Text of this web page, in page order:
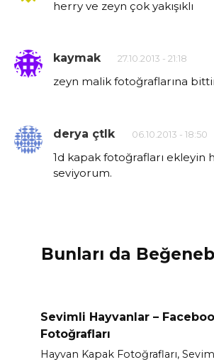
herry ve zeyn çok yakışıklı
kaymak 27.10.2013 - 21:18
zeyn malik fotoğraflarına
derya çtlk 06.10.2013 - 18:50
1d kapak fotoğrafları ekleyin
seviyorum.
Bunları da
Sevimli Hayvanlar –
Fotoğrafları
Hayvan Kapak Fotoğrafları,